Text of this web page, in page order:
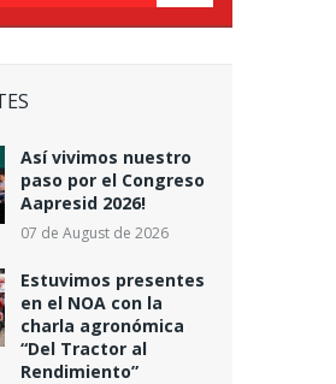
Así vivimos nuestro
paso por el Congreso
Aapresid 2026!
07 de August de 2026
Estuvimos presentes
en el NOA con la
charla agronómica
“Del Tractor al
Rendimiento”